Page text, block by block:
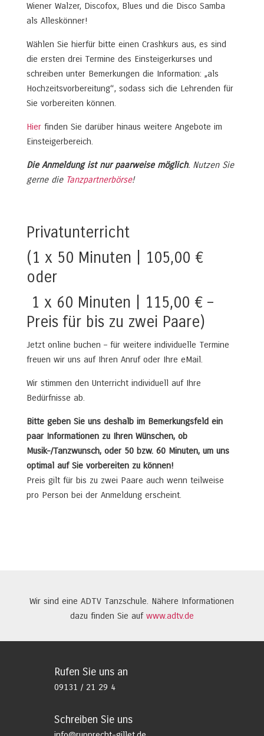
Wiener Walzer, Discofox, Blues und die Disco Samba
als Alleskönner!
Wählen Sie hierfür bitte einen Crashkurs aus, es sind
die ersten drei Termine des Einsteigerkurses und
schreiben unter Bemerkungen die Information: „als
Hochzeitsvorbereitung“, sodass sich die Lehrenden für
Sie vorbereiten können.
Hier finden Sie darüber hinaus weitere Angebote im
Einsteigerbereich.
Die Anmeldung ist nur paarweise möglich. Nutzen Sie
gerne die Tanzpartnerbörse!
Privatunterricht
(1 x 50 Minuten | 105,00 €
oder
1 x 60 Minuten | 115,00 € –
Preis für bis zu zwei Paare)
Jetzt online buchen – für weitere individuelle Termine
freuen wir uns auf Ihren Anruf oder Ihre eMail.
Wir stimmen den Unterricht individuell auf Ihre
Bedürfnisse ab.
Bitte geben Sie uns deshalb im Bemerkungsfeld ein
paar Informationen zu Ihren Wünschen, ob
Musik-/Tanzwunsch, oder 50 bzw. 60 Minuten, um uns
optimal auf Sie vorbereiten zu können!
Preis gilt für bis zu zwei Paare auch wenn teilweise
pro Person bei der Anmeldung erscheint.
Wir sind eine ADTV Tanzschule. Nähere Informationen
dazu finden Sie auf www.adtv.de
Rufen Sie uns an
09131 / 21 29 4
Schreiben Sie uns